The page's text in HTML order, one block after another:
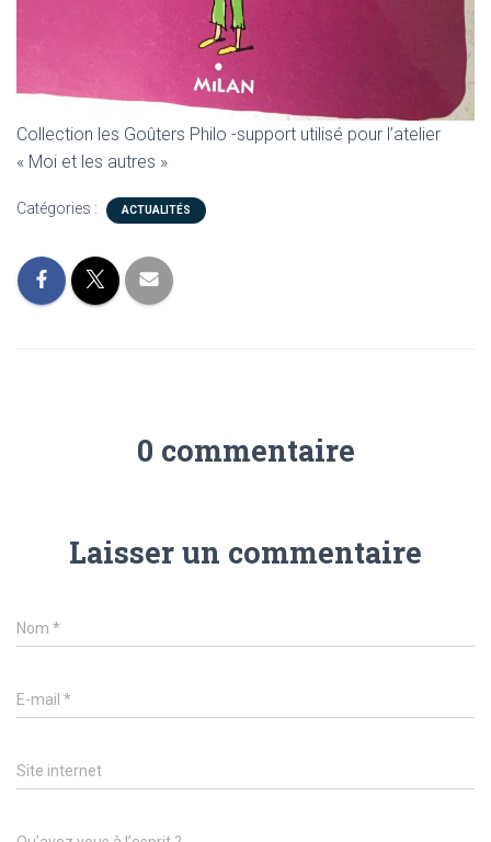
Collection les Goûters Philo -support utilisé pour l’atelier
« Moi et les autres »
Catégories : ACTUALITÉS
0 commentaire
Laisser un commentaire
Nom *
E-mail *
Site internet